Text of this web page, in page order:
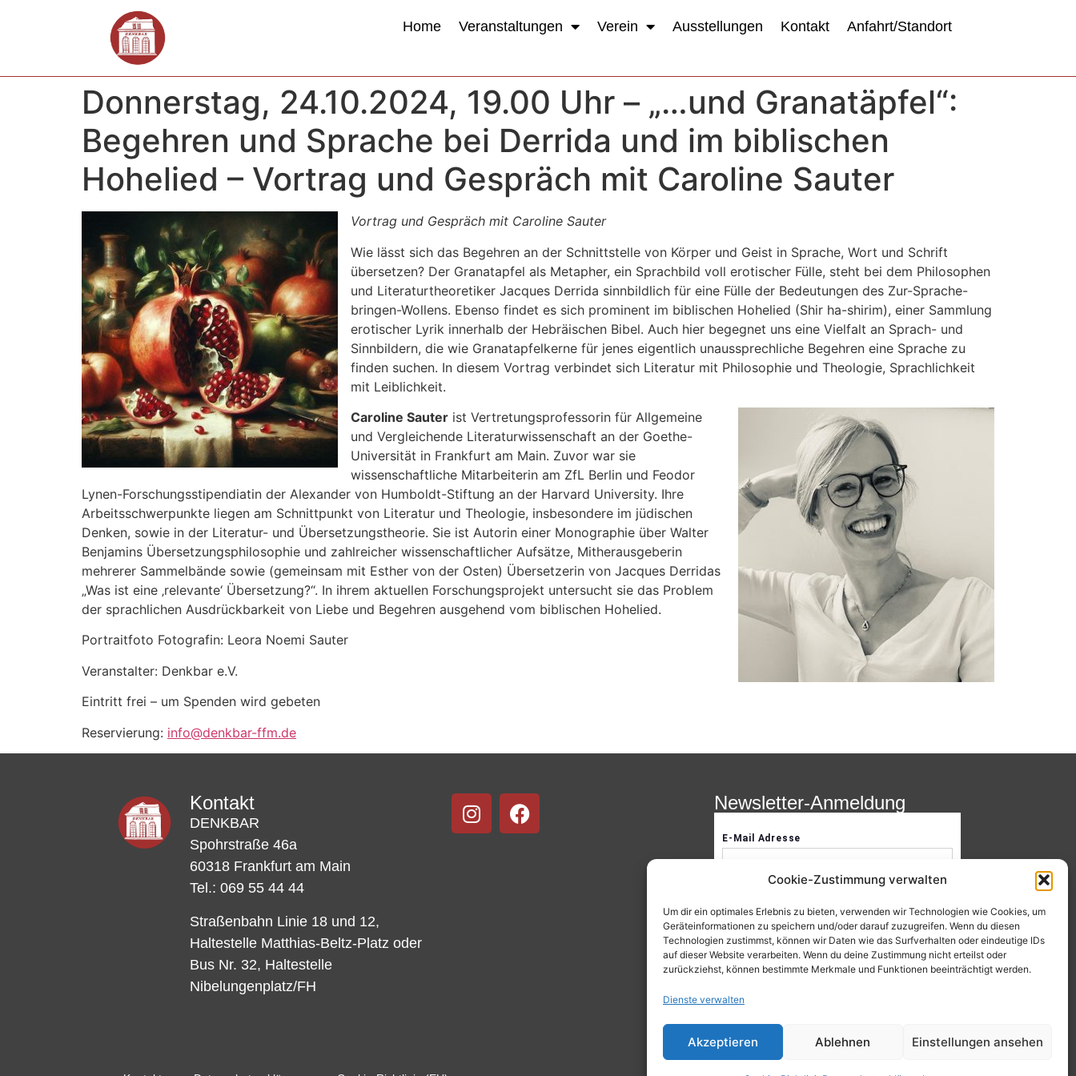
Cookie-Zustimmung verwalten
Um dir ein optimales Erlebnis zu bieten, verwenden wir Technologien wie Cookies, um
Geräteinformationen zu speichern und/oder darauf zuzugreifen. Wenn du diesen
Technologien zustimmst, können wir Daten wie das Surfverhalten oder eindeutige IDs
auf dieser Website verarbeiten. Wenn du deine Zustimmung nicht erteilst oder
zurückziehst, können bestimmte Merkmale und Funktionen beeinträchtigt werden.
Dienste verwalten
Akzeptieren Ablehnen Einstellungen ansehen
Home Veranstaltungen Verein Ausstellungen Kontakt Anfahrt/Standort
Donnerstag, 24.10.2024, 19.00 Uhr – „…und Granatäpfel“:
Begehren und Sprache bei Derrida und im biblischen
Hohelied – Vortrag und Gespräch mit Caroline Sauter
Vortrag und Gespräch mit Caroline Sauter
Wie lässt sich das Begehren an der Schnittstelle von Körper und Geist in Sprache, Wort und Schrift
übersetzen? Der Granatapfel als Metapher, ein Sprachbild voll erotischer Fülle, steht bei dem Philosophen
und Literaturtheoretiker Jacques Derrida sinnbildlich für eine Fülle der Bedeutungen des Zur-Sprache-
bringen-Wollens. Ebenso findet es sich prominent im biblischen Hohelied (Shir ha-shirim), einer Sammlung
erotischer Lyrik innerhalb der Hebräischen Bibel. Auch hier begegnet uns eine Vielfalt an Sprach- und
Sinnbildern, die wie Granatapfelkerne für jenes eigentlich unaussprechliche Begehren eine Sprache zu
finden suchen. In diesem Vortrag verbindet sich Literatur mit Philosophie und Theologie, Sprachlichkeit
mit Leiblichkeit.
Caroline Sauter ist Vertretungsprofessorin für Allgemeine
und Vergleichende Literaturwissenschaft an der Goethe-
Universität in Frankfurt am Main. Zuvor war sie
wissenschaftliche Mitarbeiterin am ZfL Berlin und Feodor
Lynen-Forschungsstipendiatin der Alexander von Humboldt-Stiftung an der Harvard University. Ihre
Arbeitsschwerpunkte liegen am Schnittpunkt von Literatur und Theologie, insbesondere im jüdischen
Denken, sowie in der Literatur- und Übersetzungstheorie. Sie ist Autorin einer Monographie über Walter
Benjamins Übersetzungsphilosophie und zahlreicher wissenschaftlicher Aufsätze, Mitherausgeberin
mehrerer Sammelbände sowie (gemeinsam mit Esther von der Osten) Übersetzerin von Jacques Derridas
„Was ist eine ‚relevante‘ Übersetzung?“. In ihrem aktuellen Forschungsprojekt untersucht sie das Problem
der sprachlichen Ausdrückbarkeit von Liebe und Begehren ausgehend vom biblischen Hohelied.
Portraitfoto Fotografin: Leora Noemi Sauter
Veranstalter: Denkbar e.V.
Eintritt frei – um Spenden wird gebeten
Reservierung: info@denkbar-ffm.de
Kontakt
DENKBAR
Spohrstraße 46a
60318 Frankfurt am Main
Tel.: 069 55 44 44
Straßenbahn Linie 18 und 12,
Haltestelle Matthias-Beltz-Platz oder
Bus Nr. 32, Haltestelle
Nibelungenplatz/FH
Newsletter-Anmeldung